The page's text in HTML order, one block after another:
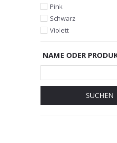
Pink
Schwarz
Violett
NAME ODER
SUCHEN